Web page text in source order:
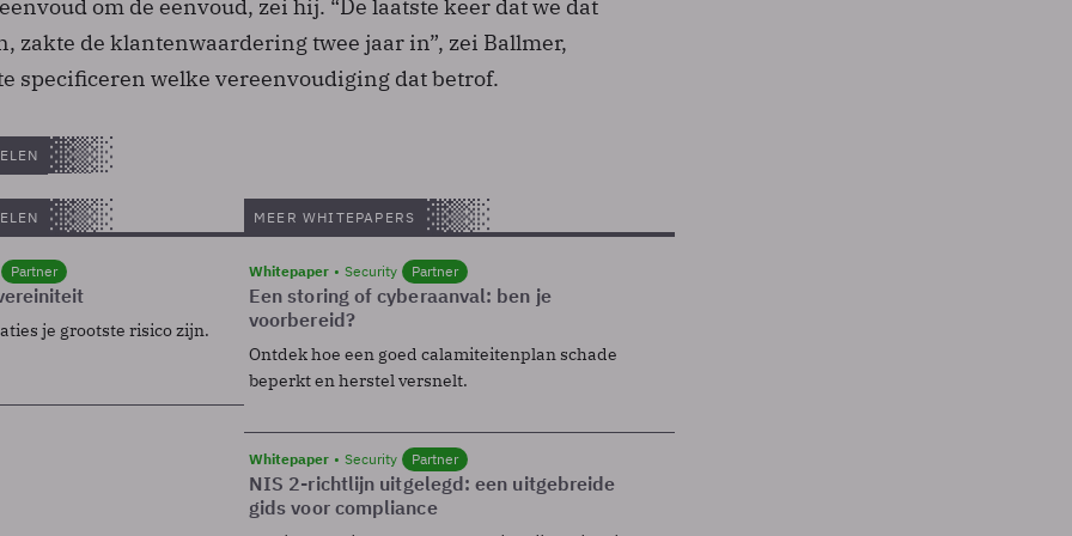
om de eenvoud, zei hij. “De laatste keer dat we dat
zakte de klantenwaardering twee jaar in”, zei Ballmer,
specificeren welke vereenvoudiging dat betrof.
Partner
je grootste risico zijn.
MEER WHITEPAPERS
Whitepaper Security Partner
Een storing of cyberaanval: ben je
voorbereid?
Ontdek hoe een goed calamiteitenplan schade
beperkt en herstel versnelt.
Whitepaper Security Partner
NIS 2-richtlijn uitgelegd: een uitgebreide
gids voor compliance